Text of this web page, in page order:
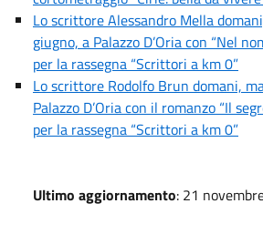
Lo scrittore Alessandro Mella
giugno, a Palazzo D’Oria con “Nel
per la rassegna “Scrittori a km 0”
Lo scrittore Rodolfo Brun domani,
Palazzo D’Oria con il romanzo “Il
per la rassegna “Scrittori a km 0”
Ultimo aggiornamento: 21